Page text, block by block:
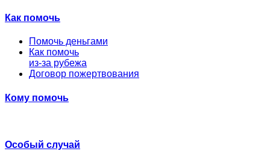
Как помочь
Помочь деньгами
Как помочь
из-за рубежа
Договор пожертвования
Кому помочь
Особый случай